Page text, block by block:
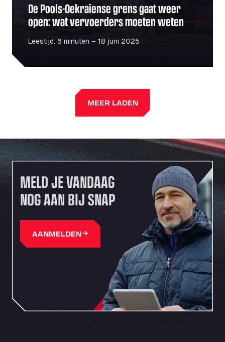
De Pools-Oekraïense grens gaat weer
open: wat vervoerders moeten weten
Leestijd: 6 minuten – 18 juni 2025
MEER LADEN
MELD JE VANDAAG
NOG AAN BIJ SNAP
AANMELDEN